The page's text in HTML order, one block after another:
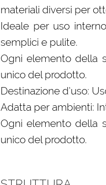
materiali diversi per
Ideale per uso
semplici e pulite.
Ogni elemento della
unico del prodotto.
Destinazione d’uso:
Adatta per ambienti:
Ogni elemento della
unico del prodotto.